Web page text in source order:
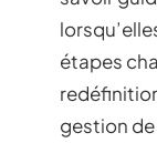
étapes
gestion